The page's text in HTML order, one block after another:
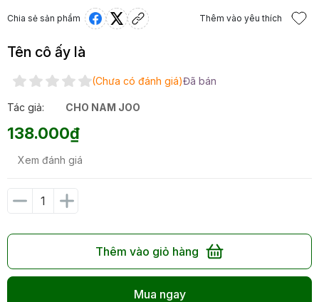
Chia sẻ sản phẩm Thêm vào yêu thích
Tên cô ấy là
(Chưa có đánh giá)Đã bán
Tác giả: CHO NAM JOO
138.000₫
Xem đánh giá
Thêm vào giỏ hàng
Mua ngay